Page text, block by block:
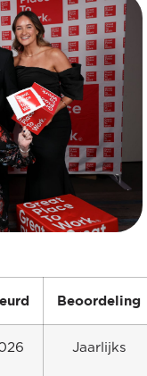
Beoordeling
Jaarlijks